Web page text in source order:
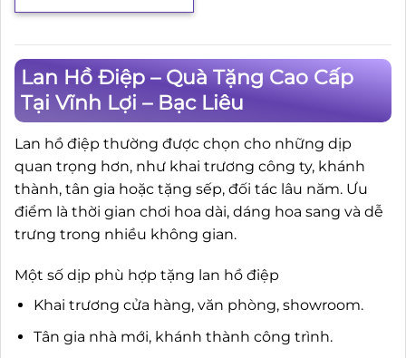
Lan Hồ Điệp – Quà Tặng Cao Cấp
Tại Vĩnh Lợi – Bạc Liêu
Lan hồ điệp thường được chọn cho những dịp
quan trọng hơn, như khai trương công ty, khánh
thành, tân gia hoặc tặng sếp, đối tác lâu năm. Ưu
điểm là thời gian chơi hoa dài, dáng hoa sang và dễ
trưng trong nhiều không gian.
Một số dịp phù hợp tặng lan hồ điệp
Khai trương cửa hàng, văn phòng, showroom.
Tân gia nhà mới, khánh thành công trình.